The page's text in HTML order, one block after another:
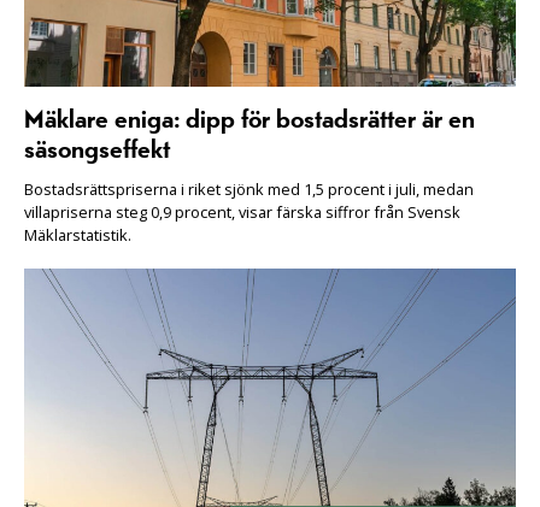
Mäklare eniga: dipp för bostadsrätter är en
säsongseffekt
Bostadsrättspriserna i riket sjönk med 1,5 procent i juli, medan
villapriserna steg 0,9 procent, visar färska siffror från Svensk
Mäklarstatistik.